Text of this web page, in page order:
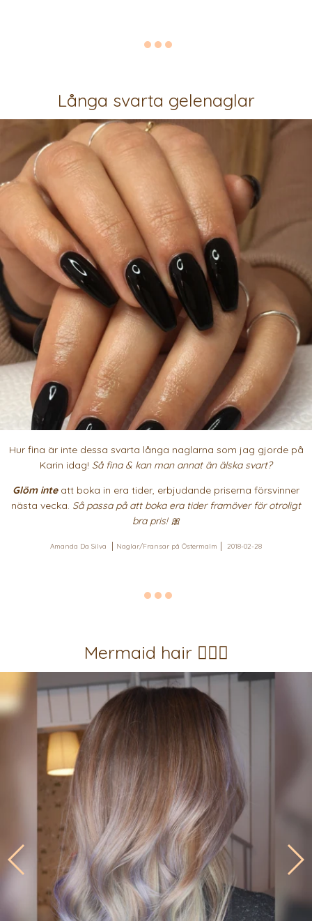
Långa svarta gelenaglar
Hur fina är inte dessa svarta långa naglarna som jag gjorde på
Karin idag! Så fina & kan man annat än älska svart?
Glöm inte att boka in era tider, erbjudande priserna försvinner
nästa vecka. Så passa på att boka era tider framöver för otroligt
bra pris! 🎀
Amanda Da Silva Naglar/Fransar på Östermalm 2018-02-28
Mermaid hair 🧜🏼‍♀️